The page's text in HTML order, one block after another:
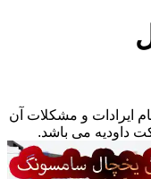
ایرادات و مشکلات آن
داودیه می باشد.